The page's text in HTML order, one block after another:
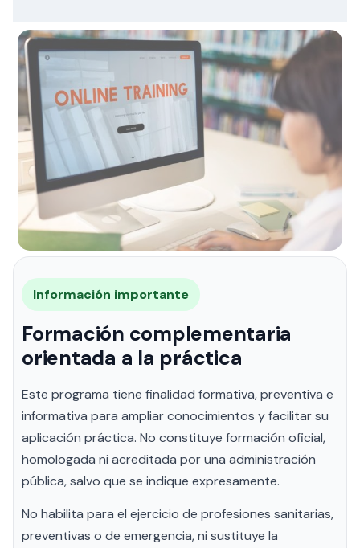
Información importante
Formación complementaria
orientada a la práctica
Este programa tiene finalidad formativa, preventiva e
informativa para ampliar conocimientos y facilitar su
aplicación práctica. No constituye formación oficial,
homologada ni acreditada por una administración
pública, salvo que se indique expresamente.
No habilita para el ejercicio de profesiones sanitarias,
preventivas o de emergencia, ni sustituye la